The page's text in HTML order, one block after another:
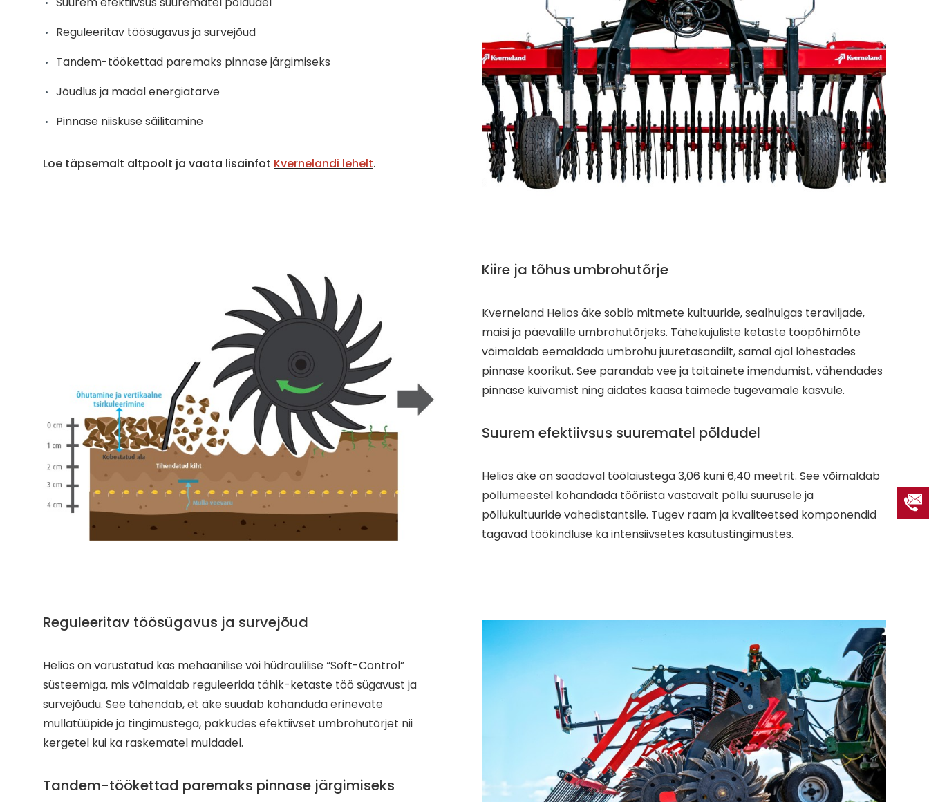
Reguleeritav töösügavus ja survejõud
Tandem-töökettad paremaks pinnase järgimiseks
Jõudlus ja madal energiatarve
Pinnase niiskuse säilitamine
Loe täpsemalt altpoolt ja vaata lisainfot Kvernelandi lehelt.
Kiire ja tõhus umbrohutõrje
Kverneland Helios äke sobib mitmete kultuuride, sealhulgas teraviljade,
maisi ja päevalille umbrohutõrjeks. Tähekujuliste ketaste tööpõhimõte
võimaldab eemaldada umbrohu juuretasandilt, samal ajal lõhestades
pinnase koorikut. See parandab vee ja toitainete imendumist, vähendades
pinnase kuivamist ning aidates kaasa taimede tugevamale kasvule.
Suurem efektiivsus suurematel põldudel
Helios äke on saadaval töölaiustega 3,06 kuni 6,40 meetrit. See võimaldab
põllumeestel kohandada tööriista vastavalt põllu suurusele ja
põllukultuuride vahedistantsile. Tugev raam ja kvaliteetsed komponendid
tagavad töökindluse ka intensiivsetes kasutustingimustes.
Reguleeritav töösügavus ja survejõud
Helios on varustatud kas mehaanilise või hüdraulilise “Soft-Control”
süsteemiga, mis võimaldab reguleerida tähik-ketaste töö sügavust ja
survejõudu. See tähendab, et äke suudab kohanduda erinevate
mullatüüpide ja tingimustega, pakkudes efektiivset umbrohutõrjet nii
kergetel kui ka raskematel muldadel.
Tandem-töökettad paremaks pinnase järgimiseks